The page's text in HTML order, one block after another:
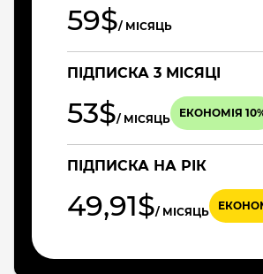
59$/ МІСЯЦЬ
ПІДПИСКА 3 МІСЯЦІ
53$/ МІСЯЦЬ ЕКОНОМІЯ
ПІДПИСКА НА РІК
49,91$/ МІСЯЦЬ